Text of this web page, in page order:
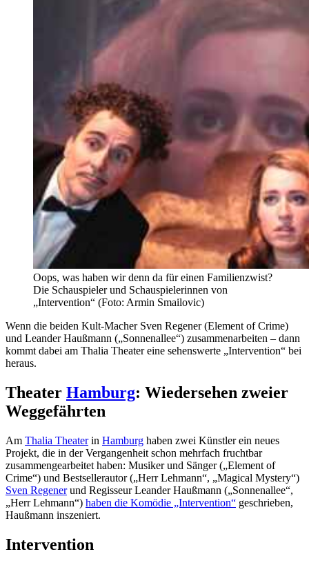
Oops, was haben wir denn da für einen Familienzwist?
Die Schauspieler und Schauspielerinnen von
„Intervention“ (Foto: Armin Smailovic)
Wenn die beiden Kult-Macher Sven Regener (Element of Crime)
und Leander Haußmann („Sonnenallee“) zusammenarbeiten – dann
kommt dabei am Thalia Theater eine sehenswerte „Intervention“ bei
heraus.
Theater Hamburg: Wiedersehen zweier
Weggefährten
Am Thalia Theaterin Hamburg haben zwei Künstler ein neues
Projekt, die in der Vergangenheit schon mehrfach fruchtbar
zusammengearbeitet haben: Musiker und Sänger („Element of
Crime“) und Bestsellerautor („Herr Lehmann“, „Magical Mystery“)
Sven Regenerund Regisseur Leander Haußmann („Sonnenallee“,
„Herr Lehmann“) haben die Komödie „Intervention“ geschrieben,
Haußmann inszeniert.
Intervention